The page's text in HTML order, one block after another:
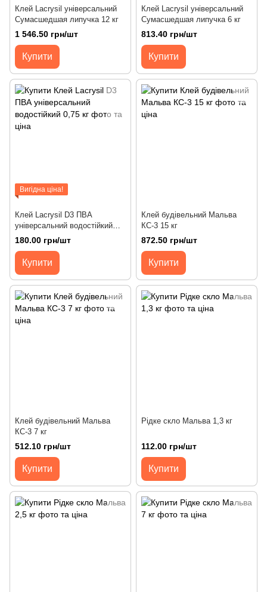
Клей Lacrysil універсальний
Сумасшедшая липучка 12 кг
1 546.50 грн/шт
Купити
Клей Lacrysil універсальний
Сумасшедшая липучка 6 кг
813.40 грн/шт
Купити
Вигідна ціна!
Клей Lacrysil D3 ПВА
універсальний водостійкий
0,75 кг
180.00 грн/шт
Купити
Клей будівельний Мальва
КС-3 15 кг
872.50 грн/шт
Купити
Клей будівельний Мальва
КС-3 7 кг
512.10 грн/шт
Купити
Рідке скло Мальва 1,3 кг
112.00 грн/шт
Купити